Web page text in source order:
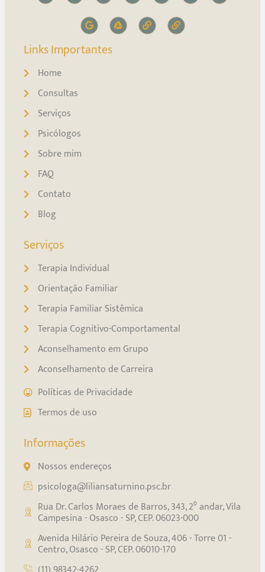
Links Importantes
Home
Consultas
Serviços
Psicólogos
Sobre mim
FAQ
Contato
Blog
Serviços
Terapia Individual
Orientação Familiar
Terapia Familiar Sistêmica
Terapia Cognitivo-Comportamental
Aconselhamento em Grupo
Aconselhamento de Carreira
Políticas de Privacidade
Termos de uso
Informações
Nossos endereços
psicologa@liliansaturnino.psc.br
Rua Dr. Carlos Moraes de Barros, 343, 2⁰ andar, Vila
Campesina - Osasco - SP, CEP. 06023-000
Avenida Hilário Pereira de Souza, 406 - Torre 01 -
Centro, Osasco - SP, CEP. 06010-170